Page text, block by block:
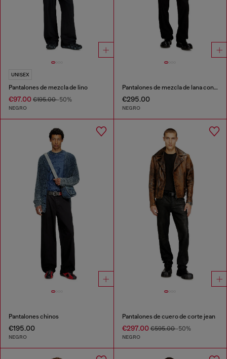
UNISEX
Pantalones de mezcla de lino
€97.00 €195.00-50%
NEGRO
Pantalones de mezcla de lana con etiqueta de metal
€295.00
NEGRO
Pantalones chinos
€195.00
NEGRO
Pantalones de cuero de corte jean
€297.00€595.00-50%
NEGRO